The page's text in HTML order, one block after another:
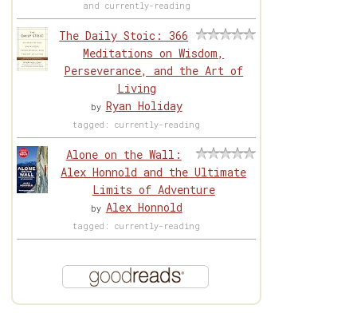
and currently-reading
The Daily Stoic: 366
Meditations on Wisdom,
Perseverance, and the Art of
Living
by Ryan Holiday
tagged: currently-reading
Alone on the Wall:
Alex Honnold and the Ultimate
Limits of Adventure
by Alex Honnold
tagged: currently-reading